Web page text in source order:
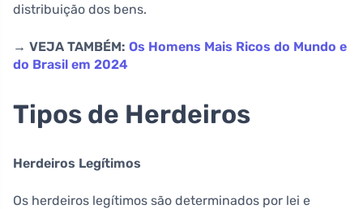
distribuição dos bens.
→ VEJA TAMBÉM: Os Homens Mais Ricos do Mundo e
do Brasil em 2024
Tipos de Herdeiros
Herdeiros Legítimos
Os herdeiros legítimos são determinados por lei e